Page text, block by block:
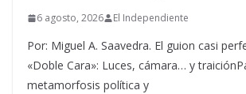
6 agosto, 2026 El Independiente
Por: Miguel A. Saavedra. El guion casi
«Doble Cara»: Luces, cámara… y
metamorfosis política y